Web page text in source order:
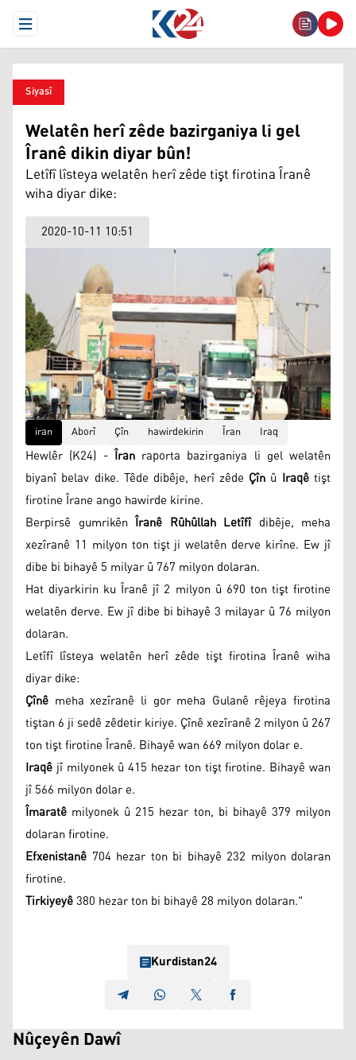
Open Menu
Siyasî
Welatên herî zêde bazirganiya li gel
Îranê dikin diyar bûn!
Letîfî lîsteya welatên herî zêde tişt firotina Îranê
wiha diyar dike:
2020-10-11 10:51
iran Aborî Çîn hawirdekirin Îran Iraq
Hewlêr (K24) -Îranraporta bazirganiya li gel welatên
biyanî belav dike. Têde dibêje, herî zêde Çîn û Iraqêtişt
firotine Îrane ango hawirde kirine.
Berpirsê gumrikênÎranê Rûhûllah Letîfîdibêje, meha
xezîranê 11 milyon ton tişt ji welatên derve kirîne. Ew jî
dibe bi bihayê 5 milyar û 767 milyon dolaran.
Hat diyarkirin ku Îranê jî 2 milyon û 690 ton tişt firotine
welatên derve. Ew jî dibe bi bihayê 3 milayar û 76 milyon
dolaran.
Letîfî lîsteya welatên herî zêde tişt firotina Îranê wiha
diyar dike:
Çînê meha xezîranê li gor meha Gulanê rêjeya firotina
tiştan 6 ji sedê zêdetir kiriye. Çînê xezîranê 2 milyon û 267
ton tişt firotine Îranê. Bihayê wan 669 milyon dolar e.
Iraqêjî milyonek û 415 hezar ton tişt firotine. Bihayê wan
jî 566 milyon dolar e.
Îmaratê milyonek û 215 hezar ton, bi bihayê 379 milyon
dolaran firotine.
Efxenistanê 704 hezar ton bi bihayê 232 milyon dolaran
firotine.
Tirkiyeyê380 hezar ton bi bihayê 28 milyon dolaran."
Kurdistan24
Nûçeyên Dawî